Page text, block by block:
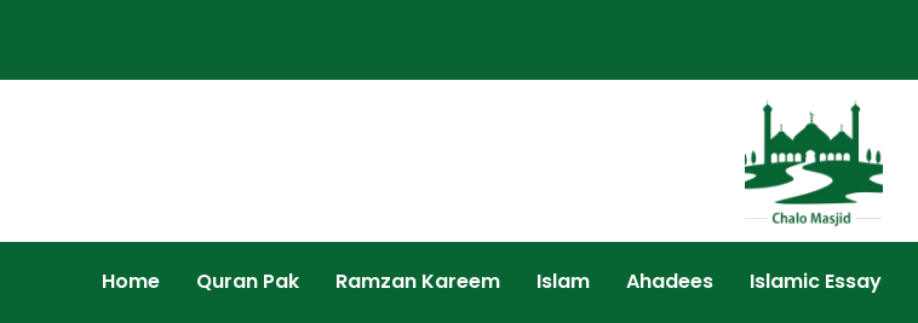
Home Quran Pak Ramzan Kareem Islam Ahadees Islamic Essay